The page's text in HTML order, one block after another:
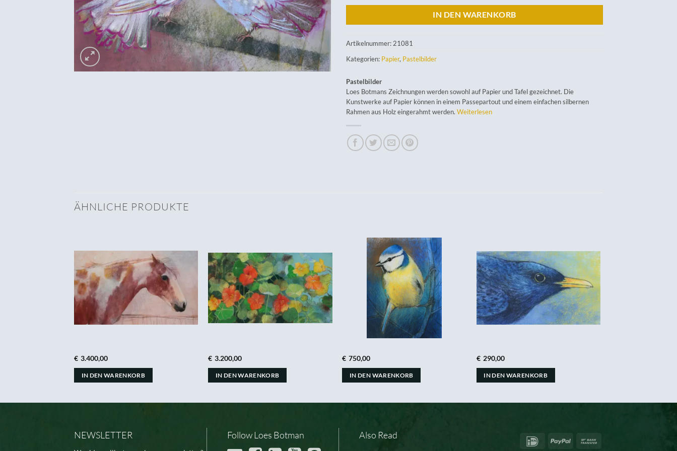
IN DEN WARENKORB
Artikelnummer: 21081
Kategorien: Papier, Pastelbilder
Pastelbilder
Loes Botmans Zeichnungen werden sowohl auf Papier und Tafel gezeichnet. Die
Kunstwerke auf Papier können in einem Passepartout und einem einfachen silbernen
Rahmen aus Holz eingerahmt werden. Weiterlesen
ÄHNLICHE PRODUKTE
€ 3.400,00
IN DEN WARENKORB
€ 3.200,00
IN DEN WARENKORB
€ 750,00
IN DEN WARENKORB
€ 290,00
IN DEN WARENKORB
NEWSLETTER Follow Loes Botman Also Read IDeal PayPal